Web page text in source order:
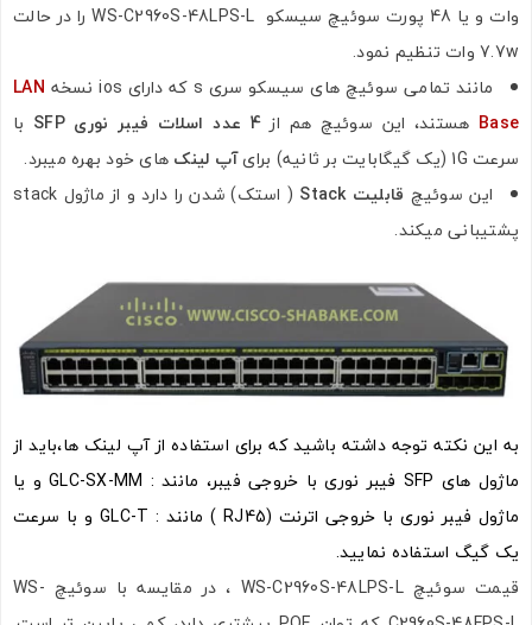
وات و یا 48 پورت سوئیچ سیسکو WS-C2960S-48LPS-L را در حالت
7.7w وات تنظیم نمود.
مانند تمامی سوئیچ های سیسکو سری s که دارای ios نسخه
LAN
Base هستند، این سوئیچ هم از4 عدد اسلات فیبر نوری SFP
با
سرعت 1G (یک گیگابایت بر ثانیه) برای
آپ لینک های خود بهره میبرد.
این سوئیچ قابلیت Stack
( استک) شدن را دارد و از ماژول stack
پشتیبانی میکند.
به این نکته توجه داشته باشید که برای استفاده از آپ لینک ها،باید از
ماژول های SFP فیبر نوری با خروجی فیبر، مانند :
GLC-SX-MMو یا
ماژول فیبر نوری با خروجی اترنت (RJ45 ) مانند :
GLC-T و با سرعت
یک گیگ استفاده نمایید.
قیمت سوئیچ WS-C2960S-48LPS-L ، در مقایسه با سوئیچ WS-